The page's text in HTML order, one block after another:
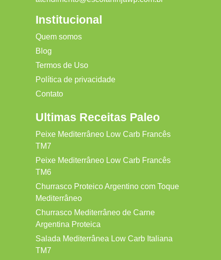
Institucional
Quem somos
Blog
Termos de Uso
Política de privacidade
Contato
Ultimas Receitas Paleo
Peixe Mediterrâneo Low Carb Francês
TM7
Peixe Mediterrâneo Low Carb Francês
TM6
Churrasco Proteico Argentino com Toque
Mediterrâneo
Churrasco Mediterrâneo de Carne
Argentina Proteica
Salada Mediterrânea Low Carb Italiana
TM7